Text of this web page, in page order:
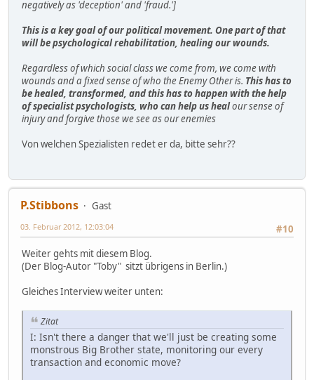
negatively as 'deception' and 'fraud.']
This is a key goal of our political movement. One part of that
will be psychological rehabilitation, healing our wounds.
Regardless of which social class we come from, we come with
wounds and a fixed sense of who the Enemy Other is. This has to
be healed, transformed, and this has to happen with the help
of specialist psychologists, who can help us healour sense of
injury and forgive those we see as our enemies
Von welchen Spezialisten redet er da, bitte sehr??
P.Stibbons
Gast
#10
03. Februar 2012, 12:03:04
Weiter gehts mit diesem Blog.
(Der Blog-Autor "Toby" sitzt übrigens in Berlin.)
Gleiches Interview weiter unten:
Zitat
I: Isn't there a danger that we'll just be creating some
monstrous Big Brother state, monitoring our every
transaction and economic move?